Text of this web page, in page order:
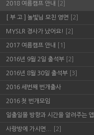
2018 여름캠프 안내 [2]
[ 부 고 ] 놀빛님 모친 영면 [2]
MYSLR 경사가 났어요! [2]
2017 여름캠프 안내 [1]
2016년 9월 2일 출석부 [2]
2016년 8월 30일 출석부 [3]
2016 세번째 번개출사
2016 첫 번개모임
일출일몰 방향과 시간을 알려주는 앱
사랑방에 가시면... [2]